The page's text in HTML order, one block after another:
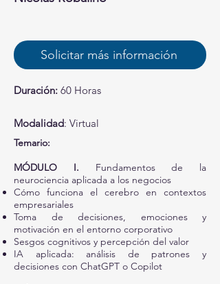
Solicitar más información
Duración: 60 Horas
Modalidad: Virtual
Temario:
MÓDULO I. Fundamentos de la
neurociencia aplicada a los negocios
Cómo funciona el cerebro en contextos
empresariales
Toma de decisiones, emociones y
motivación en el entorno corporativo
Sesgos cognitivos y percepción del valor
IA aplicada: análisis de patrones y
decisiones con ChatGPT o Copilot